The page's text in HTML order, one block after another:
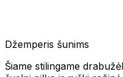
Džemperis šunims
Šiame stilingame